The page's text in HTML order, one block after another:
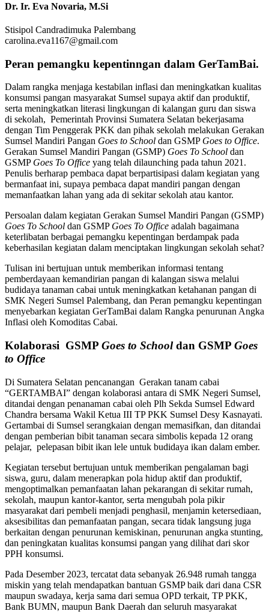
Dr. Ir. Eva Novaria, M.Si
Stisipol Candradimuka Palembang
carolina.eva1167@gmail.com
Peran pemangku kepentinngan dalam GerTamBai.
Dalam rangka menjaga kestabilan inflasi dan meningkatkan kualitas
konsumsi pangan masyarakat Sumsel supaya aktif dan produktif,
serta meningkatkan literasi lingkungan di kalangan guru dan siswa
di sekolah, Pemerintah Provinsi Sumatera Selatan bekerjasama
dengan Tim Penggerak PKK dan pihak sekolah melakukan Gerakan
Sumsel Mandiri Pangan Goes to School dan GSMP Goes to Office.
Gerakan Sumsel Mandiri Pangan (GSMP) Goes To School dan
GSMP Goes To Office yang telah dilaunching pada tahun 2021.
Penulis berharap pembaca dapat berpartisipasi dalam kegiatan yang
bermanfaat ini, supaya pembaca dapat mandiri pangan dengan
memanfaatkan lahan yang ada di sekitar sekolah atau kantor.
Persoalan dalam kegiatan Gerakan Sumsel Mandiri Pangan (GSMP)
Goes To School dan GSMP Goes To Office adalah bagaimana
keterlibatan berbagai pemangku kepentingan berdampak pada
keberhasilan kegiatan dalam menciptakan lingkungan sekolah sehat?
Tulisan ini bertujuan untuk memberikan informasi tentang
pemberdayaan kemandirian pangan di kalangan siswa melalui
budidaya tanaman cabai untuk meningkatkan ketahanan pangan di
SMK Negeri Sumsel Palembang, dan Peran pemangku kepentingan
menyebarkan kegiatan GerTamBai dalam Rangka penurunan Angka
Inflasi oleh Komoditas Cabai.
Kolaborasi GSMP Goes to Schooldan GSMP Goes
to Office
Di Sumatera Selatan pencanangan Gerakan tanam cabai
“GERTAMBAI” dengan kolaborasi antara di SMK Negeri Sumsel,
ditandai dengan penanaman cabai oleh Plh Sekda Sumsel Edward
Chandra bersama Wakil Ketua III TP PKK Sumsel Desy Kasnayati.
Gertambai di Sumsel serangkaian dengan memasifkan, dan ditandai
dengan pemberian bibit tanaman secara simbolis kepada 12 orang
pelajar, pelepasan bibit ikan lele untuk budidaya ikan dalam ember.
Kegiatan tersebut bertujuan untuk memberikan pengalaman bagi
siswa, guru, dalam menerapkan pola hidup aktif dan produktif,
mengoptimalkan pemanfaatan lahan pekarangan di sekitar rumah,
sekolah, maupun kantor-kantor, serta mengubah pola pikir
masyarakat dari pembeli menjadi penghasil, menjamin ketersediaan,
aksesibilitas dan pemanfaatan pangan, secara tidak langsung juga
berkaitan dengan penurunan kemiskinan, penurunan angka stunting,
dan peningkatan kualitas konsumsi pangan yang dilihat dari skor
PPH konsumsi.
Pada Desember 2023, tercatat data sebanyak 26.948 rumah tangga
miskin yang telah mendapatkan bantuan GSMP baik dari dana CSR
maupun swadaya, kerja sama dari semua OPD terkait, TP PKK,
Bank BUMN, maupun Bank Daerah dan seluruh masyarakat